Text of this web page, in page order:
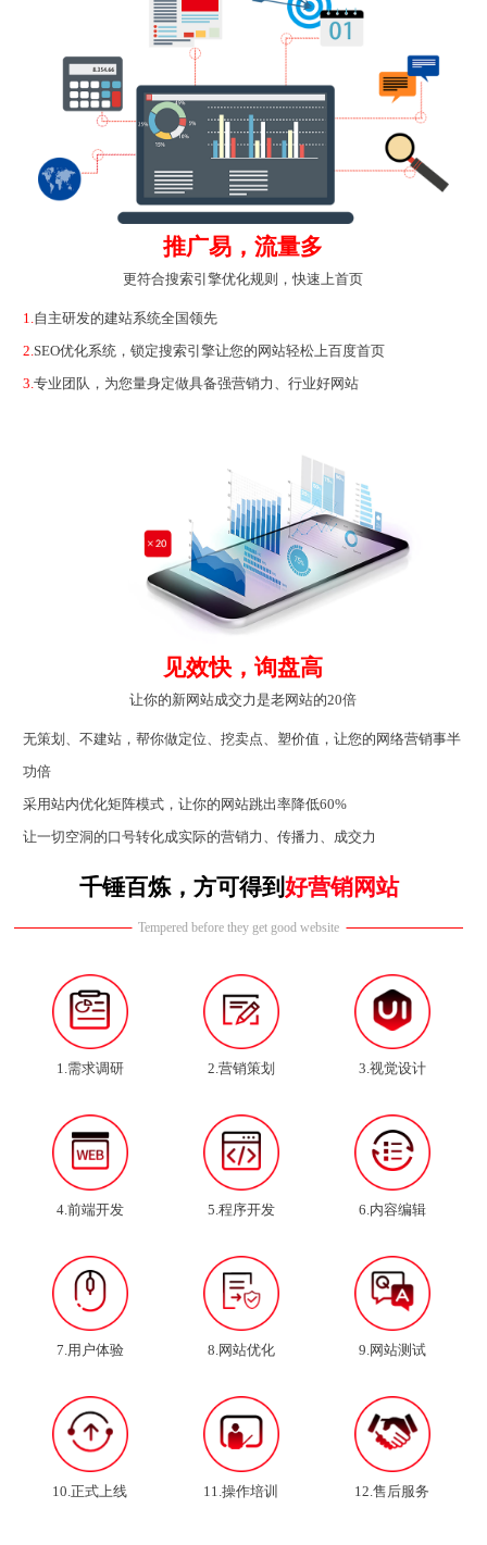
推广易，流量多
更符合搜索引擎优化规则，快速上首页
1.自主研发的建站系统全国领先
2.SEO优化系统，锁定搜索引擎让您的网站轻松上百度首页
3.专业团队，为您量身定做具备强营销力、行业好网站
见效快，询盘高
让你的新网站成交力是老网站的20倍
无策划、不建站，帮你做定位、挖卖点、塑价值，让您的网络营销事半
功倍
采用站内优化矩阵模式，让你的网站跳出率降低60%
让一切空洞的口号转化成实际的营销力、传播力、成交力
千锤百炼，方可得到 好营销网站
Tempered before they get good website
1.需求调研 2.营销策划 3.视觉设计
4.前端开发 5.程序开发 6.内容编辑
7.用户体验 8.网站优化 9.网站测试
10.正式上线 11.操作培训 12.售后服务